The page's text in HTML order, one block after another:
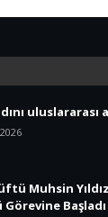
Muhsin
Başladı